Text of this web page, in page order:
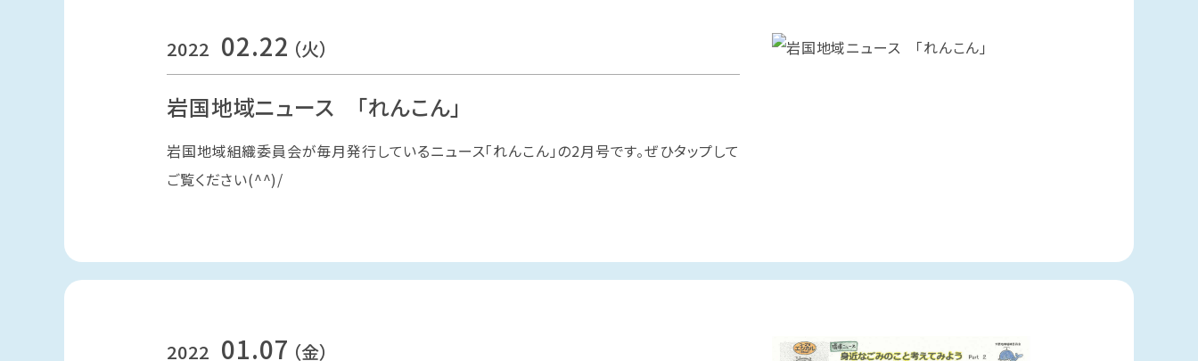
2022 02.22 （火）
岩国地域ニュース 「れんこん」
岩国地域組織委員会が毎月発行しているニュース「れんこん」の2月号です。ぜひタップして
ご覧ください(^^)/
2022 01.07 （金）